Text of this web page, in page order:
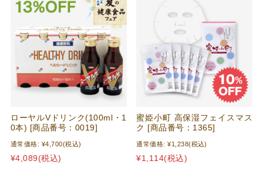
ローヤルVドリンク(100ml・1
0本) [商品番号：0019]
通常価格: ¥4,700(税込)
¥4,089(税込)
蜜姫小町 高保湿フェイスマス
ク [商品番号：1365]
通常価格: ¥1,238(税込)
¥1,114(税込)